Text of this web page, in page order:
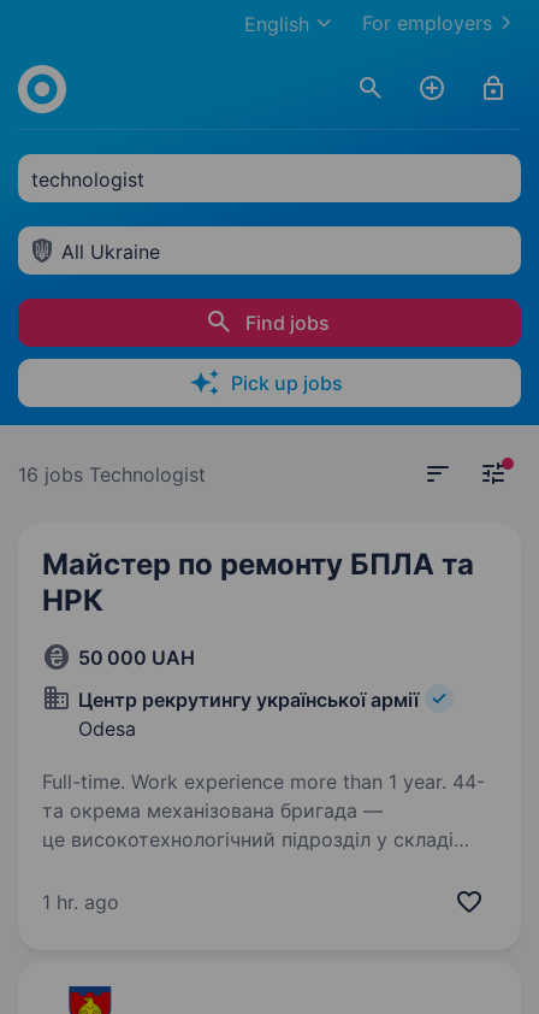
For employers
English
technologist
All Ukraine
Find jobs
Pick up jobs
16 jobs Technologist
Майстер по ремонту БПЛА та
НРК
50 000 UAH
Центр рекрутингу української армії
Odesa
Full-time. Work experience more than 1 year. 44-
та окрема механізована бригада —
це високотехнологічний підрозділ у складі
ремонту електроніки або технічного
1 hr. ago